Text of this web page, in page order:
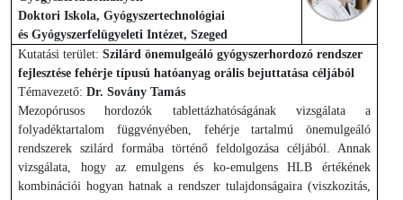
Doktori Iskola, Gyógyszertechnológiai
és Gyógyszerfelügyeleti Intézet, Szeged
Kutatási terület: Szilárd önemulgeáló gyógyszerhordozó rendszer
fejlesztése fehérje típusú hatóanyag orális bejuttatása céljából
Témavezető: Dr. Sovány Tamás
Mezopórusos hordozók tablettázhatóságának vizsgálata a
folyadéktartalom függvényében, fehérje tartalmú önemulgeáló
rendszerek szilárd formába történő feldolgozása céljából. Annak
vizsgálata, hogy az emulgens és ko-emulgens HLB értékének
kombinációi hogyan hatnak a rendszer tulajdonságaira (viszkozitás,